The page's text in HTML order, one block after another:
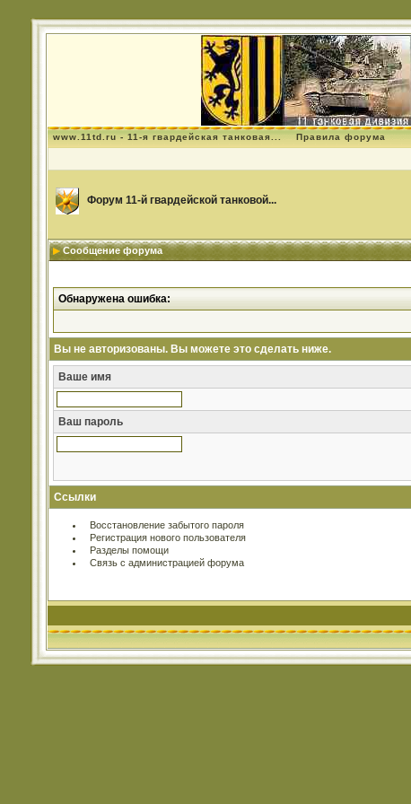
www.11td.ru - 11-я гвардейская танковая... Правила форума
Форум 11-й гвардейской танковой...
Сообщение форума
Обнаружена ошибка:
Вы не авторизованы. Вы можете это сделать ниже.
Ваше имя
Ваш пароль
Ссылки
Восстановление забытого пароля
Регистрация нового пользователя
Разделы помощи
Связь с администрацией форума